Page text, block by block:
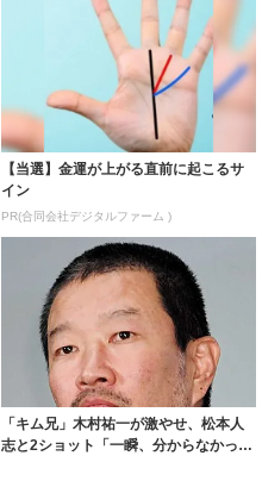
【当選】金運が上がる直前に起こるサ
イン
PR(合同会社デジタルファーム )
「キム兄」木村祐一が激やせ、松本人
志と2ショット「一瞬、分からなかった